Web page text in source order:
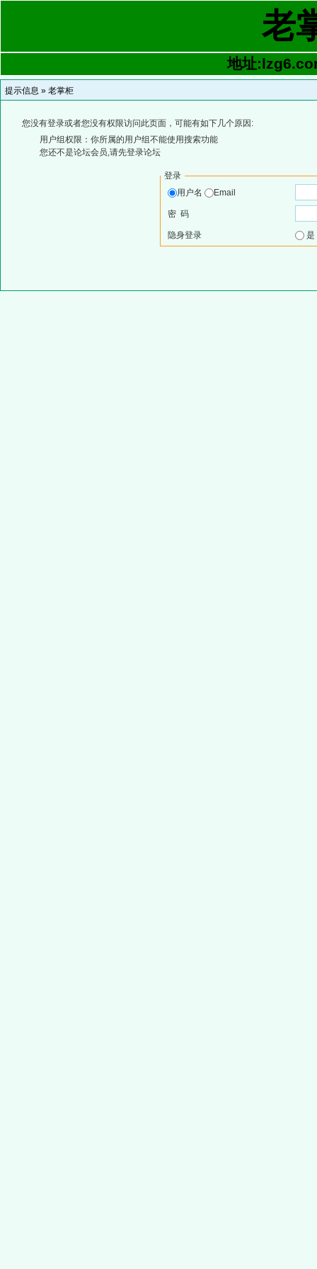
老
地址
提示信息 » 老掌柜
您没有登录或者您没有权限访问此页面，可能有如下几个原因:
用户组权限：你所属的用户组不能使用搜索功能
您还不是论坛会员,请先登录论坛
登录
用户名
Email
密 码
隐身登录